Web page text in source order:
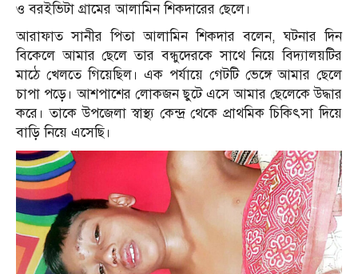
ও বরইভিটা গ্রামের আলামিন শিকদারের ছেলে।
আরাফাত সানীর পিতা আলামিন শিকদার বলেন, ঘটনার দিন
বিকেলে আমার ছেলে তার বন্ধুদেরকে সাথে নিয়ে বিদ্যালয়টির
মাঠে খেলতে গিয়েছিল। এক পর্যায়ে গেটটি ভেঙ্গে আমার ছেলে
চাপা পড়ে। আশপাশের লোকজন ছুটে এসে আমার ছেলেকে উদ্ধার
করে। তাকে উপজেলা স্বাস্থ্য কেন্দ্র থেকে প্রাথমিক চিকিৎসা দিয়ে
বাড়ি নিয়ে এসেছি।